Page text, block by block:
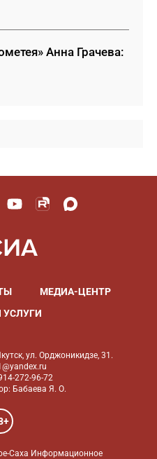
Анна Грачева:
МЕДИА-ЦЕНТР
ул. Орджоникидзе, 31.
272-96-72
Бабаева Я. О.
Саха Информационное